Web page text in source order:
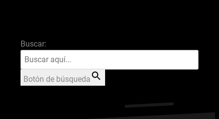
Buscar:
Botón de búsqueda